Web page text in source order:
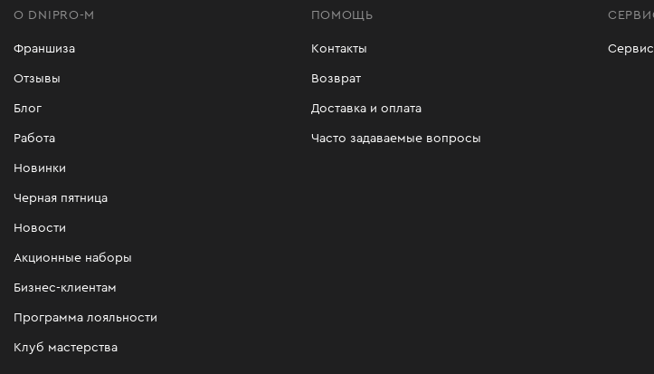
О DNIPRO-M
Франшиза
Отзывы
Блог
Работа
Новинки
Черная пятница
Новости
Акционные наборы
Бизнес-клиентам
Программа лояльности
Клуб мастерства
ПОМОЩЬ
Контакты
Возврат
Доставка и оплата
Часто задаваемые вопросы
Сервис